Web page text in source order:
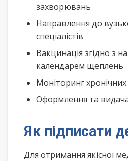
захворювань
Направлення до
спеціалістів
Вакцинація згідно з
календарем щеплень
Моніторинг
Оформлення та видача
Як підписати
Для отримання якісної